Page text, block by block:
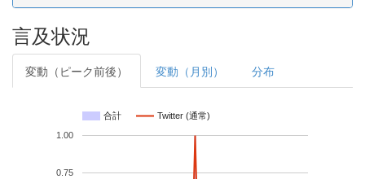
言及状況
変動（ピーク前後） 変動（月別） 分布
合計 Twitter (通常)
0.75
1.00